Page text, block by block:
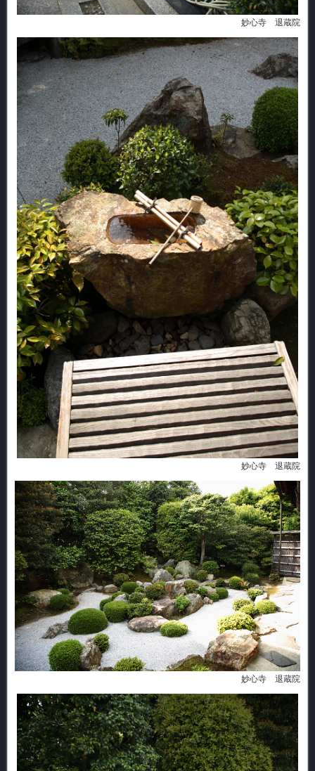
妙心寺 退蔵院
妙心寺 退蔵院
妙心寺 退蔵院